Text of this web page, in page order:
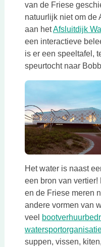
van de Friese
natuurlijk niet om de
aan hetAfsluitdijk
een interactieve
is er een speeltafel,
speurtocht naar
Het water is naast
een bron van vertier!
en de Friese meren
andere vormen van
veel
suppen, vissen,